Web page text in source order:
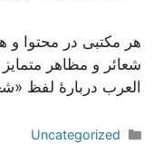
هر مکتبی در محتوا
شعائر و مظاهر
العرب دربارۀ لفظ
دسته‌ها
Uncategorized